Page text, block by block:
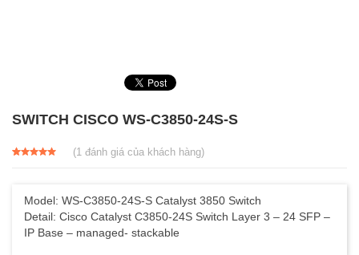
SWITCH CISCO WS-C3850-24S-S
(1 đánh giá của khách hàng)
Model: WS-C3850-24S-S Catalyst 3850 Switch
Detail: Cisco Catalyst C3850-24S Switch Layer 3 – 24 SFP –
IP Base – managed- stackable